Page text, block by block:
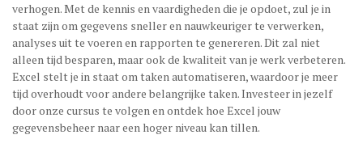
verhogen. Met de kennis en vaardigheden die je opdoet, zul je in
staat zijn om gegevens sneller en nauwkeuriger te verwerken,
analyses uit te voeren en rapporten te genereren. Dit zal niet
alleen tijd besparen, maar ook de kwaliteit van je werk verbeteren.
Excel stelt je in staat om taken automatiseren, waardoor je meer
tijd overhoudt voor andere belangrijke taken. Investeer in jezelf
door onze cursus te volgen en ontdek hoe Excel jouw
gegevensbeheer naar een hoger niveau kan tillen.